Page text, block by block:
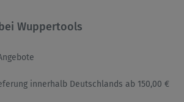
Wuppertools
innerhalb Deutschlands ab 150,00 €